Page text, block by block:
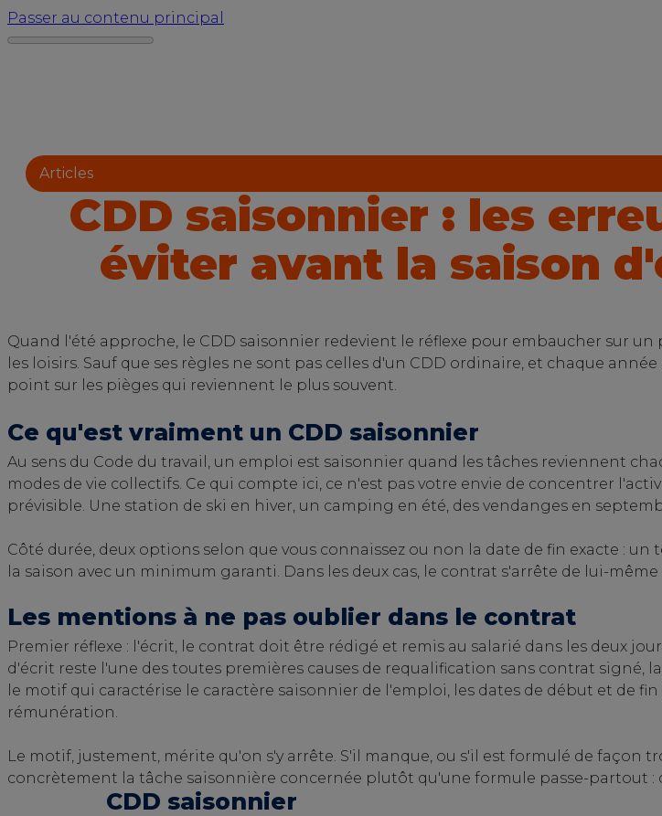
Passer au contenu principal
Articles
CDD saisonnier : les
éviter avant la saison
Quand l'été approche, le CDD saisonnier redevient le réflexe pour embaucher sur
les loisirs. Sauf que ses règles ne sont pas celles d'un CDD ordinaire, et chaque
point sur les pièges qui reviennent le plus souvent.
Ce qu'est vraiment un CDD saisonnier
Au sens du Code du travail, un emploi est saisonnier quand les tâches reviennent
modes de vie collectifs. Ce qui compte ici, ce n'est pas votre envie de concentrer
prévisible. Une station de ski en hiver, un camping en été, des vendanges en
Côté durée, deux options selon que vous connaissez ou non la date de fin exacte :
la saison avec un minimum garanti. Dans les deux cas, le contrat s'arrête de lui-
Les mentions à ne pas oublier dans le contrat
Premier réflexe : l'écrit, le contrat doit être rédigé et remis au salarié dans les deux
d'écrit reste l'une des toutes premières causes de requalification sans contrat
le motif qui caractérise le caractère saisonnier de l'emploi, les dates de début et de
rémunération.
Le motif, justement, mérite qu'on s'y arrête. S'il manque, ou s'il est formulé de façon
concrètement la tâche saisonnière concernée plutôt qu'une formule passe-partout
CDD saisonnier